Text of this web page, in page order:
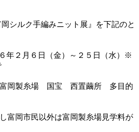
シルク手編みニット展』を下記のと
年２月６日（金）～２５日（水）※
岡製糸場 国宝 西置繭所 多目的
富岡市民以外は富岡製糸場見学料が